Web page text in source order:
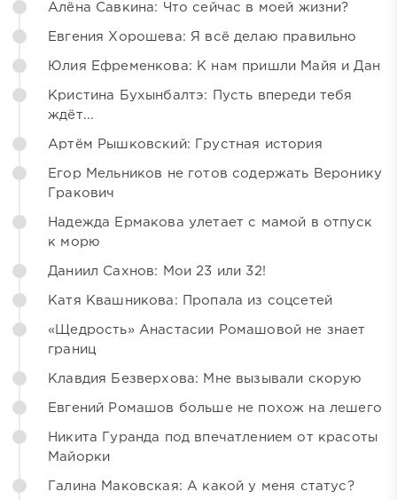
Алёна Савкина: Что сейчас в моей жизни?
Евгения Хорошева: Я всё делаю правильно
Юлия Ефременкова: К нам пришли Майя и Дан
Кристина Бухынбалтэ: Пусть впереди тебя
ждёт...
Артём Рышковский: Грустная история
Егор Мельников не готов содержать Веронику
Гракович
Надежда Ермакова улетает с мамой в отпуск
к морю
Даниил Сахнов: Мои 23 или 32!
Катя Квашникова: Пропала из соцсетей
«Щедрость» Анастасии Ромашовой не знает
границ
Клавдия Безверхова: Мне вызывали скорую
Евгений Ромашов больше не похож на лешего
Никита Гуранда под впечатлением от красоты
Майорки
Галина Маковская: А какой у меня статус?